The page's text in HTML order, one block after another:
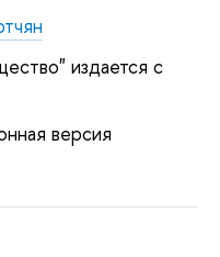
издается с
версия